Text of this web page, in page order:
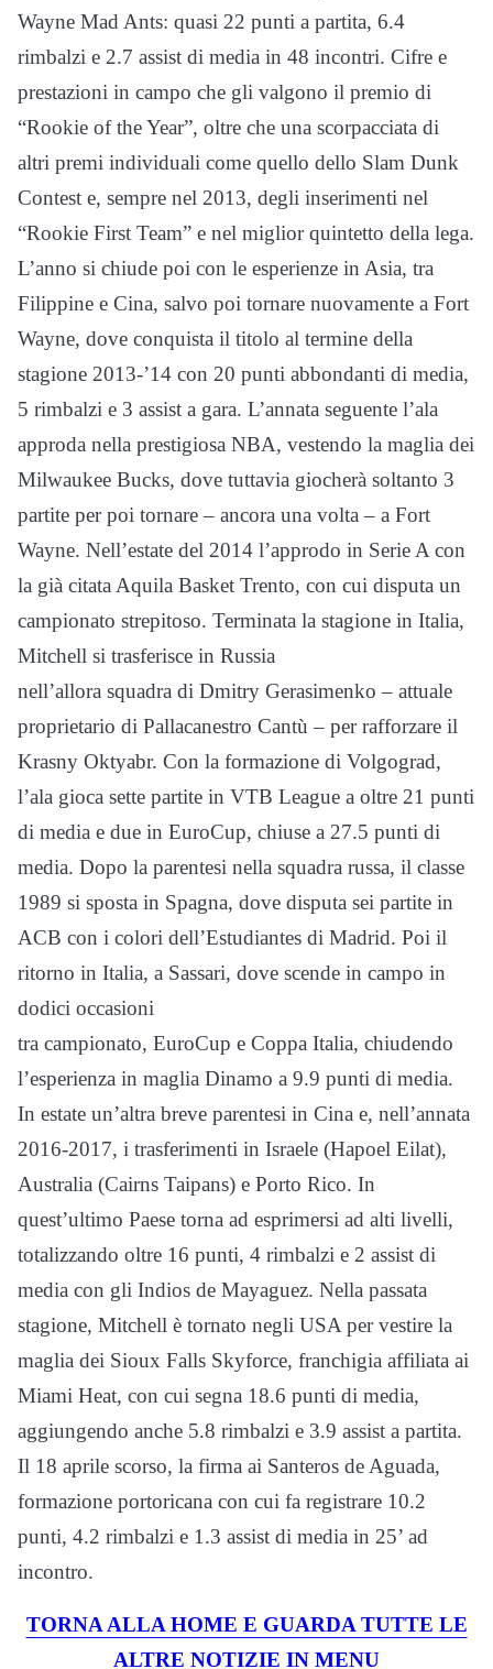
Wayne Mad Ants: quasi 22 punti a partita, 6.4
rimbalzi e 2.7 assist di media in 48 incontri. Cifre e
prestazioni in campo che gli valgono il premio di
“Rookie of the Year”, oltre che una scorpacciata di
altri premi individuali come quello dello Slam Dunk
Contest e, sempre nel 2013, degli inserimenti nel
“Rookie First Team” e nel miglior quintetto della lega.
L’anno si chiude poi con le esperienze in Asia, tra
Filippine e Cina, salvo poi tornare nuovamente a Fort
Wayne, dove conquista il titolo al termine della
stagione 2013-’14 con 20 punti abbondanti di media,
5 rimbalzi e 3 assist a gara. L’annata seguente l’ala
approda nella prestigiosa NBA, vestendo la maglia dei
Milwaukee Bucks, dove tuttavia giocherà soltanto 3
partite per poi tornare – ancora una volta – a Fort
Wayne. Nell’estate del 2014 l’approdo in Serie A con
la già citata Aquila Basket Trento, con cui disputa un
campionato strepitoso. Terminata la stagione in Italia,
Mitchell si trasferisce in Russia
nell’allora squadra di Dmitry Gerasimenko – attuale
proprietario di Pallacanestro Cantù – per rafforzare il
Krasny Oktyabr. Con la formazione di Volgograd,
l’ala gioca sette partite in VTB League a oltre 21 punti
di media e due in EuroCup, chiuse a 27.5 punti di
media. Dopo la parentesi nella squadra russa, il classe
1989 si sposta in Spagna, dove disputa sei partite in
ACB con i colori dell’Estudiantes di Madrid. Poi il
ritorno in Italia, a Sassari, dove scende in campo in
dodici occasioni
tra campionato, EuroCup e Coppa Italia, chiudendo
l’esperienza in maglia Dinamo a 9.9 punti di media.
In estate un’altra breve parentesi in Cina e, nell’annata
2016-2017, i trasferimenti in Israele (Hapoel Eilat),
Australia (Cairns Taipans) e Porto Rico. In
quest’ultimo Paese torna ad esprimersi ad alti livelli,
totalizzando oltre 16 punti, 4 rimbalzi e 2 assist di
media con gli Indios de Mayaguez. Nella passata
stagione, Mitchell è tornato negli USA per vestire la
maglia dei Sioux Falls Skyforce, franchigia affiliata ai
Miami Heat, con cui segna 18.6 punti di media,
aggiungendo anche 5.8 rimbalzi e 3.9 assist a partita.
Il 18 aprile scorso, la firma ai Santeros de Aguada,
formazione portoricana con cui fa registrare 10.2
punti, 4.2 rimbalzi e 1.3 assist di media in 25’ ad
incontro.
TORNA ALLA HOME E GUARDA TUTTE LE
ALTRE NOTIZIE IN MENU